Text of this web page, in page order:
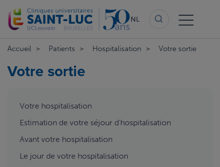
en
naar
inhoud
NL
Accueil Patients Hospitalisation Votre sortie
Votre sortie
aside
Votre hospitalisation
Estimation de votre séjour d'hospitalisation
Avant votre hospitalisation
Le jour de votre hospitalisation